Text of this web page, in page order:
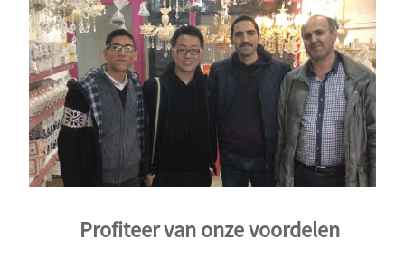
Profiteer van onze voordelen